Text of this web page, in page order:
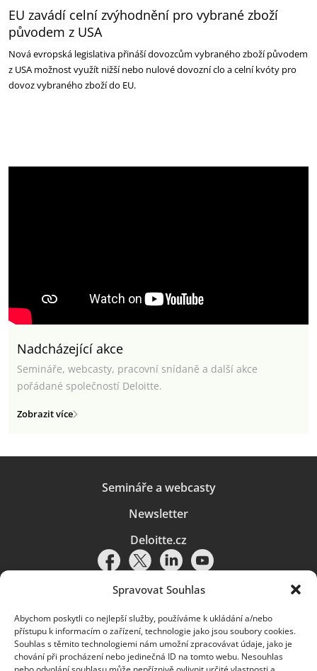
Spravovat Souhlas
Abychom poskytli co nejlepší služby, používáme k ukládání a/nebo
přístupu k informacím o zařízení, technologie jako jsou soubory cookies.
Souhlas s těmito technologiemi nám umožní zpracovávat údaje, jako je
chování při procházení nebo jedinečná ID na tomto webu. Nesouhlas
EU zavádí celní zvýhodnění pro vybrané zboží
původem z USA
Nová evropská legislativa přináší dovozcům vybraného zboží původem
z USA možnost využít nižší nebo nulové dovozní clo a celní kvóty pro
dovoz vybraného zboží do EU.
Nadcházející akce
Semináře, webcasty, pracovní snídaně a další akce
pořádané společností Deloitte.
Zobrazit více
Semináře a webcasty
Newsletter
Deloitte.cz
Pravidla používání|Ochrana osobních údajů|Soubory cookies |
Deloitte.cz
© 2026. Více informací najdete vPravidlech používání.